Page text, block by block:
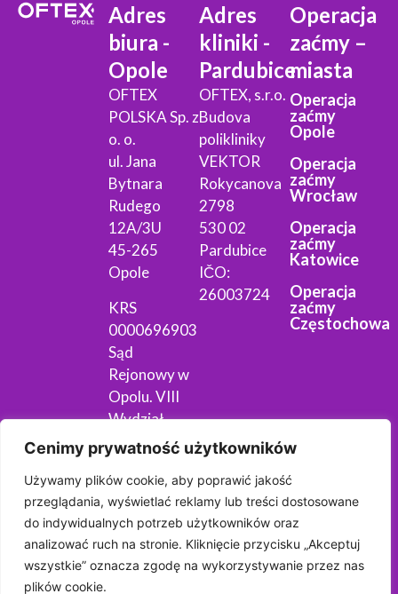
Cenimy prywatność użytkowników
Używamy plików cookie, aby poprawić jakość
przeglądania, wyświetlać reklamy lub treści dostosowane
do indywidualnych potrzeb użytkowników oraz
analizować ruch na stronie. Kliknięcie przycisku „Akceptuj
wszystkie” oznacza zgodę na wykorzystywanie przez nas
plików cookie.
Adres
biura -
Opole
OFTEX
POLSKA Sp. z
o. o.
ul. Jana
Bytnara
Rudego
12A/3U
45-265
Opole
KRS
0000696903
Sąd
Rejonowy w
Opolu. VIII
Wydział
Gospodarczy
Krajowego
Rejestru
Sądowego.
NIP 754-
315-78-67
Regon
Adres
kliniki -
Pardubice
OFTEX, s.r.o.
Budova
polikliniky
VEKTOR
Rokycanova
2798
530 02
Pardubice
IČO:
26003724
Operacja
zaćmy –
miasta
Operacja
zaćmy
Opole
Operacja
zaćmy
Wrocław
Operacja
zaćmy
Katowice
Operacja
zaćmy
Częstochowa